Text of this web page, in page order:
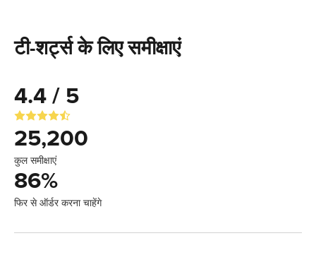
टी-शर्ट्स के लिए समीक्षाएं
4.4 / 5
25,200
कुल समीक्षाएं
86%
फिर से ऑर्डर करना चाहेंगे